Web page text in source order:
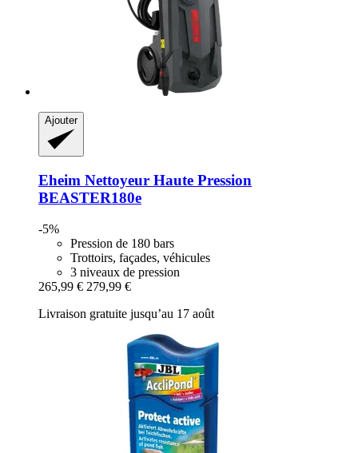
Ajouter
Eheim Nettoyeur Haute Pression
BEASTER180e
-5%
Pression de 180 bars
Trottoirs, façades, véhicules
3 niveaux de pression
265,99 € 279,99 €
Livraison gratuite jusqu’au 17 août